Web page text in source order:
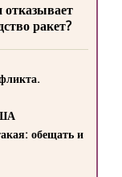
ракет?
обещать и